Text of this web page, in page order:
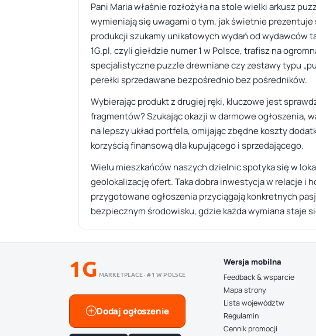
Pani Maria właśnie rozłożyła na stole wielki arkusz
wymieniają się uwagami o tym, jak świetnie
produkcji szukamy unikatowych wydań od wydawców
1G.pl, czyli giełdzie numer 1 w Polsce, trafisz na
specjalistyczne puzzle drewniane czy zestawy typu
perełki sprzedawane bezpośrednio bez pośredników.
Wybierając produkt z drugiej ręki, kluczowe jest
fragmentów? Szukając okazji w darmowe ogłoszenia,
na lepszy układ portfela, omijając zbędne koszty
korzyścią finansową dla kupującego i sprzedającego.
Wielu mieszkańców naszych dzielnic spotyka się w
geolokalizację ofert. Taka dobra inwestycja w relacje i
przygotowane ogłoszenia przyciągają konkretnych
bezpiecznym środowisku, gdzie każda wymiana staje
1G MARKETPLACE · #1 W POLSCE
Dodaj ogłoszenie
Wersja mobilna
Feedback & wsparcie
Mapa strony
Lista województw
Regulamin
Cennik promocji